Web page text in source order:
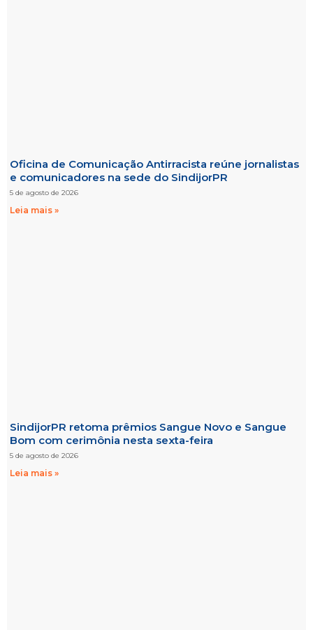
Oficina de Comunicação Antirracista reúne jornalistas
e comunicadores na sede do SindijorPR
5 de agosto de 2026
Leia mais »
SindijorPR retoma prêmios Sangue Novo e Sangue
Bom com cerimônia nesta sexta-feira
5 de agosto de 2026
Leia mais »